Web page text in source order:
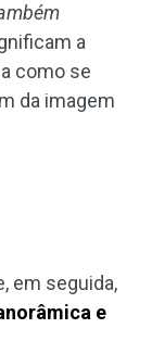
a
como se
da imagem
em seguida,
e